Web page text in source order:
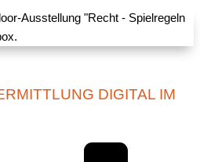
DIGITAL IM